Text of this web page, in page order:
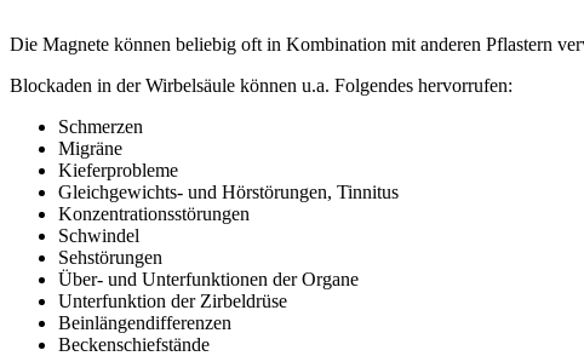
Die Magnete können beliebig oft in Kombination mit anderen Pflastern
Blockaden in der Wirbelsäule können u.a. Folgendes hervorrufen:
Schmerzen
Migräne
Kieferprobleme
Gleichgewichts- und Hörstörungen, Tinnitus
Konzentrationsstörungen
Schwindel
Sehstörungen
Über- und Unterfunktionen der Organe
Unterfunktion der Zirbeldrüse
Beinlängendifferenzen
Beckenschiefstände